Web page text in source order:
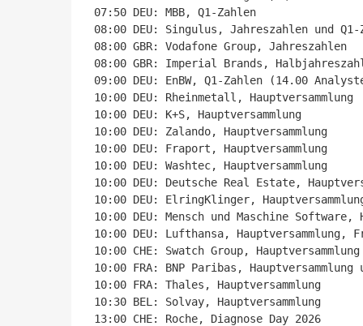
07:50 DEU: MBB, Q1-Zahlen
08:00 DEU: Singulus, Jahreszahlen und Q1-
08:00 GBR: Vodafone Group, Jahreszahlen
08:00 GBR: Imperial Brands,
09:00 DEU: EnBW, Q1-Zahlen (14.00
10:00 DEU: Rheinmetall, Hauptversammlung
10:00 DEU: K+S, Hauptversammlung
10:00 DEU: Zalando, Hauptversammlung
10:00 DEU: Fraport, Hauptversammlung
10:00 DEU: Washtec, Hauptversammlung
10:00 DEU: Deutsche Real Estate,
10:00 DEU: ElringKlinger,
10:00 DEU: Mensch und Maschine Software,
10:00 DEU: Lufthansa, Hauptversammlung,
10:00 CHE: Swatch Group, Hauptversammlung
10:00 FRA: BNP Paribas,
10:00 FRA: Thales, Hauptversammlung
10:30 BEL: Solvay, Hauptversammlung
13:00 CHE: Roche, Diagnose Day 2026